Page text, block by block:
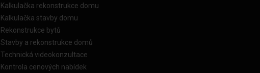
Kalkulačka rekonstrukce domu
Kalkulačka stavby domu
Rekonstrukce bytů
Stavby a rekonstrukce domů
Technická videokonzultace
Kontrola cenových nabídek